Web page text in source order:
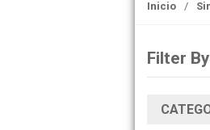
Inicio /
Filter By